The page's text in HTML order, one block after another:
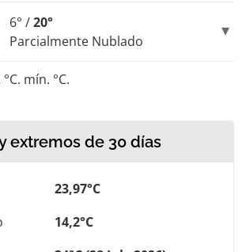
6° /20°
Parcialmente Nublado
mín. °C.
extremos de 30 días
23,97°C
14,2°C